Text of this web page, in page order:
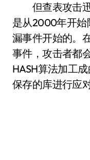
但查表攻击迅
是从2000年开始
漏事件开始的。
事件，攻击者都
HASH算法加工
保存的库进行应对